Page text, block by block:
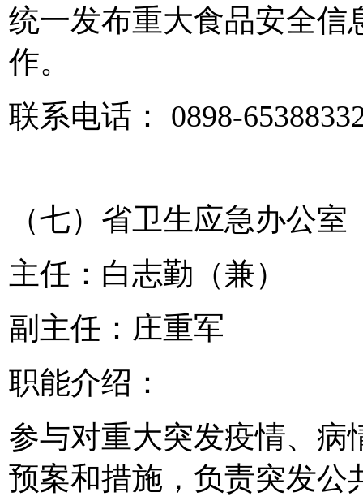
统一发布重大食品安全信
作。
联系电话： 0898-
（七）省卫生应急办公室
主任：白志勤（兼）
副主任：庄重军
职能介绍：
参与对重大突发疫情、病
预案和措施，负责突发公